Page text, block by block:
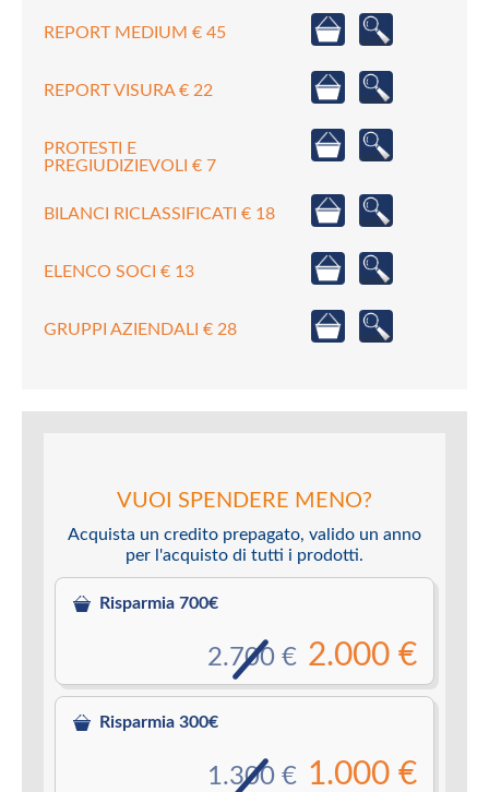
REPORT MEDIUM € 45
REPORT VISURA € 22
PROTESTI E
PREGIUDIZIEVOLI € 7
BILANCI RICLASSIFICATI € 18
ELENCO SOCI € 13
GRUPPI AZIENDALI € 28
VUOI SPENDERE MENO?
Acquista un credito prepagato, valido un anno
per l'acquisto di tutti i prodotti.
Risparmia 700€
2.000 €
2.700 €
Risparmia 300€
1.000 €
1.300 €